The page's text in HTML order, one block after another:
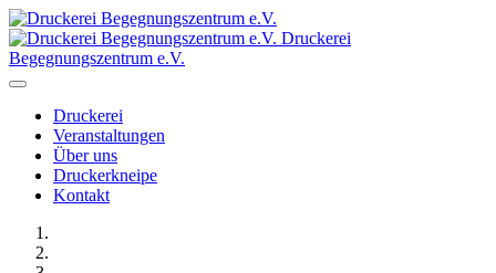
Druckerei
Begegnungszentrum e.V.
Druckerei
Veranstaltungen
Über uns
Druckerkneipe
Kontakt